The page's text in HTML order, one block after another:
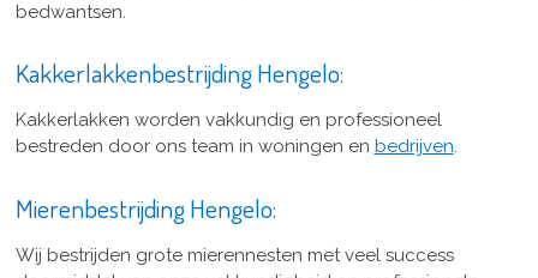
bedwantsen.
Kakkerlakkenbestrijding Hengelo:
Kakkerlakken worden vakkundig en professioneel
bestreden door ons team in woningen en bedrijven.
Mierenbestrijding Hengelo:
Wij bestrijden grote mierennesten met veel success